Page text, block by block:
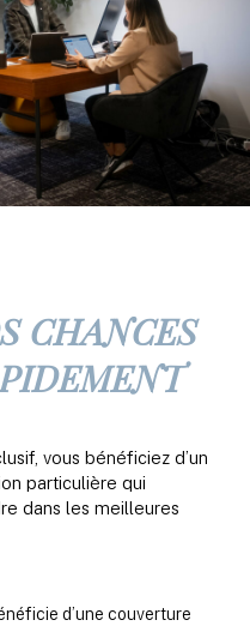
CHANCES
vous bénéficiez d’un
particulière qui
dans les meilleures
d’une couverture